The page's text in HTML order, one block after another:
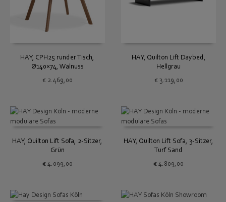
HAY, CPH25 runder Tisch,
Ø140×74, Walnuss
€2.469,00
HAY, Quilton Lift Daybed,
Hellgrau
€3.119,00
HAY, Quilton Lift Sofa, 2-Sitzer,
Grün
€4.099,00
HAY, Quilton Lift Sofa, 3-Sitzer,
Turf Sand
€ 4.809,00